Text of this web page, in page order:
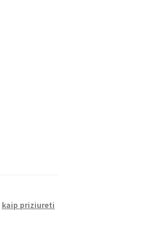
kaip priziureti